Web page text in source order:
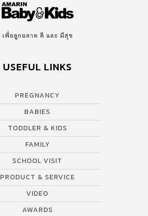
เพื่อลูกฉลาด ดี และ มีสุข
USEFUL LINKS
PREGNANCY
BABIES
TODDLER & KIDS
FAMILY
SCHOOL VISIT
PRODUCT & SERVICE
VIDEO
AWARDS